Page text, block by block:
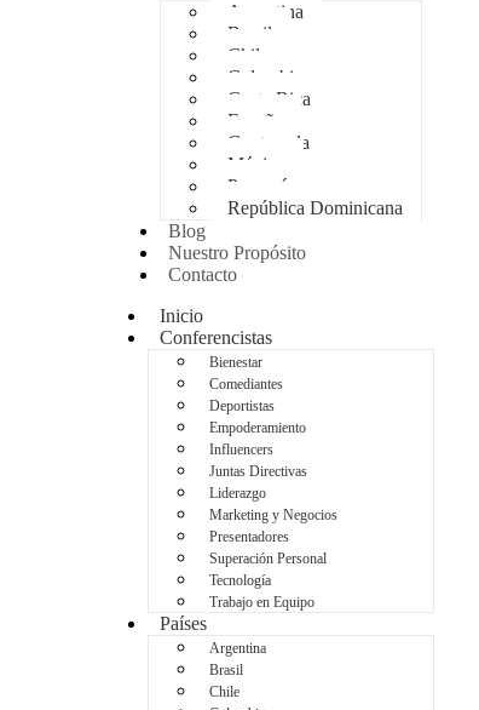
Argentina
Brasil
Chile
Colombia
Costa Rica
España
Guatemala
México
Panamá
República Dominicana
Blog
Nuestro Propósito
Contacto
Inicio
Conferencistas
Bienestar
Comediantes
Deportistas
Empoderamiento
Influencers
Juntas Directivas
Liderazgo
Marketing y Negocios
Presentadores
Superación Personal
Tecnología
Trabajo en Equipo
Países
Argentina
Brasil
Chile